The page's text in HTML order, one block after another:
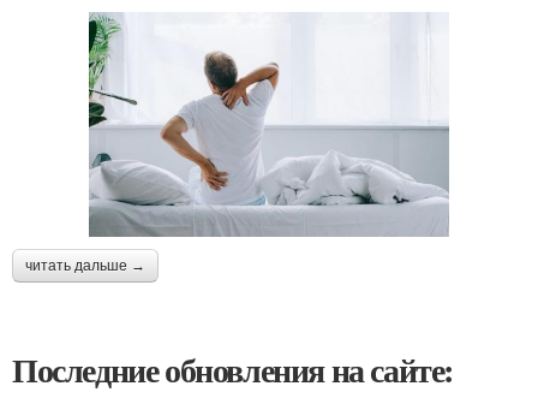
читать дальше →
Последние обновления на сайте: